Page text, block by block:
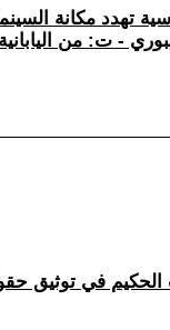
تهدد مكانة
- ت: من
الحكيم في توثيق